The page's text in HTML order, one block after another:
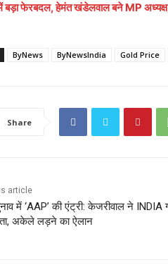
बड़ा फेरबदल, हेमंत खंडेलवाल बने MP अध्यक्ष,
ByNews ByNewsIndia Gold Price
Share
article
में ‘AAP’ की एंट्री: केजरीवाल ने
अकेले लड़ने का ऐलान